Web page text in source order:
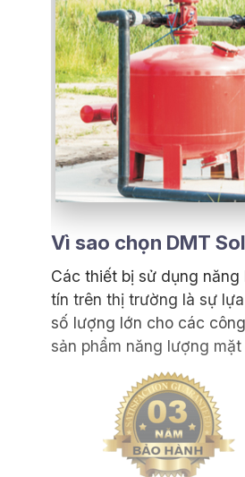
Vì sao chọn DMT
Các thiết bị sử dụng
tín trên thị trường là sự
số lượng lớn cho các
sản phẩm năng lượng